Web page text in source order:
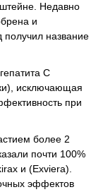
Недавно
и
название
С
исключающая
при
более 2
почти 100%
и (Exviera).
эффектов